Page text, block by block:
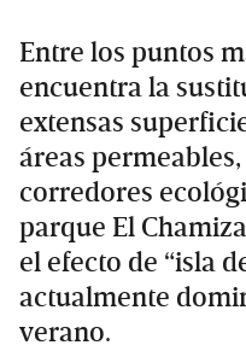
Entre los puntos
encuentra la
extensas
áreas
corredores
parque El
el efecto de “isla
actualmente
verano.